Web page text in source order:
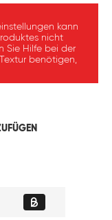
kann
nicht
Sie Hilfe bei der
benötigen,